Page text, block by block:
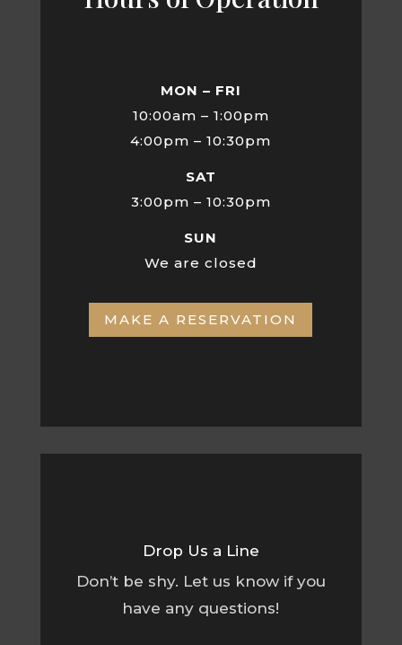
MON – FRI
10:00am – 1:00pm
4:00pm – 10:30pm
SAT
3:00pm – 10:30pm
SUN
We are closed
MAKE A RESERVATION
Drop Us a Line
Don’t be shy. Let us know if you
have any questions!